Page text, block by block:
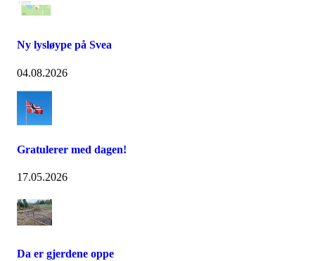
Ny lysløype på Svea
04.08.2026
Gratulerer med dagen!
17.05.2026
Da er gjerdene oppe